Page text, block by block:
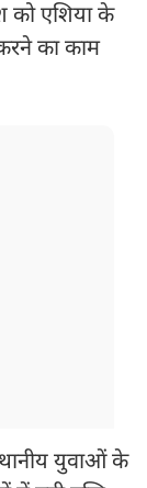
को एशिया के
का काम
युवाओं के